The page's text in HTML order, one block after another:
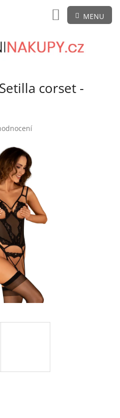
NÁKUPNÍ
KOŠÍK
corset -